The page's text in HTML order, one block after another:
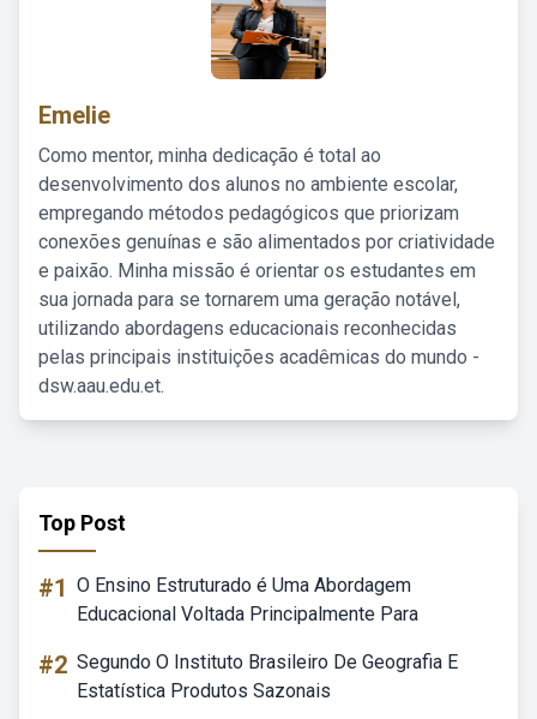
Emelie
Como mentor, minha dedicação é total ao
desenvolvimento dos alunos no ambiente escolar,
empregando métodos pedagógicos que priorizam
conexões genuínas e são alimentados por criatividade
e paixão. Minha missão é orientar os estudantes em
sua jornada para se tornarem uma geração notável,
utilizando abordagens educacionais reconhecidas
pelas principais instituições acadêmicas do mundo -
dsw.aau.edu.et.
Top Post
#1 O Ensino Estruturado é Uma Abordagem
Educacional Voltada Principalmente Para
#2 Segundo O Instituto Brasileiro De Geografia E
Estatística Produtos Sazonais